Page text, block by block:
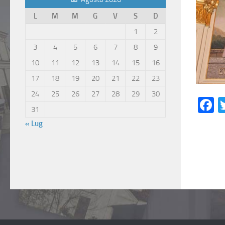
L
M M G V S
D
1
2
3
4 5 6 7 8
9
10
11 12 13 14 15
16
17
18 19 20 21 22
23
24
25 26 27 28 29
30
31
« Lug